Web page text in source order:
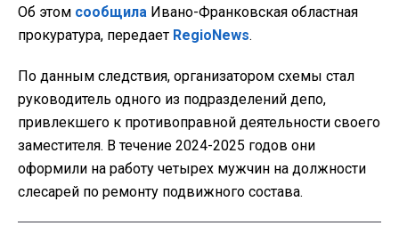
Об этом сообщила Ивано-Франковская областная
прокуратура, передает RegioNews.
По данным следствия, организатором схемы стал
руководитель одного из подразделений депо,
привлекшего к противоправной деятельности своего
заместителя. В течение 2024-2025 годов они
оформили на работу четырех мужчин на должности
слесарей по ремонту подвижного состава.